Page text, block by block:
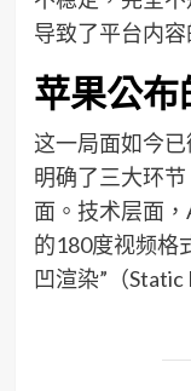
导致了平台内容
苹果公布
这一局面如今
明确了三大环
面。技术层面
的180度视频格
凹渲染”（Static